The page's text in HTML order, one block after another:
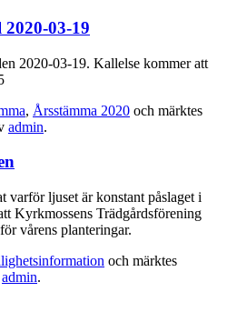
03-19
2020-03-19. Kallelse kommer att
, Årsstämma 2020 och märktes
admin.
varför ljuset är konstant påslaget i
Kyrkmossens Trädgårdsförening
vårens planteringar.
och märktes
admin.